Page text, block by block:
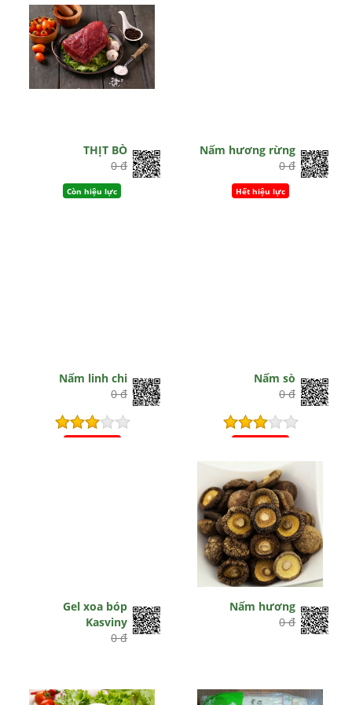
THỊT BÒ
0 đ
Còn hiệu lực
Nấm hương rừng
0 đ
Hết hiệu lực
Nấm linh chi
0 đ
Nấm sò
0 đ
Gel xoa bóp
Kasviny
0 đ
Nấm hương
0 đ